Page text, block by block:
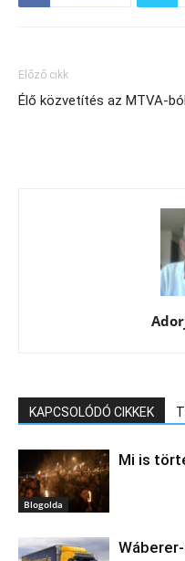
Előző cikk
Élő közvetítés az MTVA-ból
KAPCSOLÓDÓ CIKKEK
Blogolda
Mi is